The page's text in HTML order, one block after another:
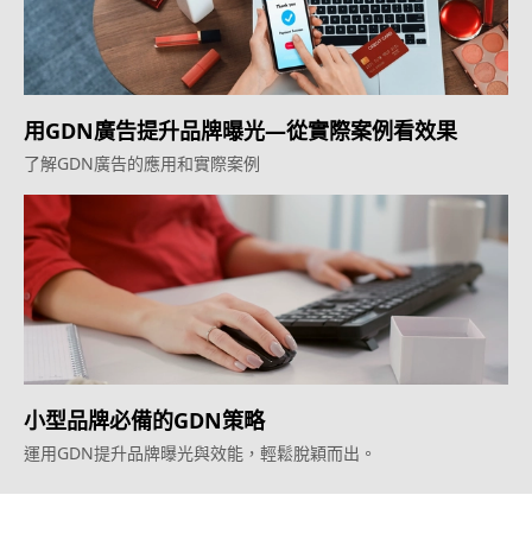
用GDN廣告提升品牌曝光—從實際案例看效果
了解GDN廣告的應用和實際案例
小型品牌必備的GDN策略
運用GDN提升品牌曝光與效能，輕鬆脫穎而出。